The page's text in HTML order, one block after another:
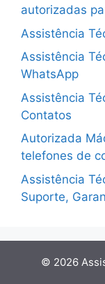
autorizadas
Assistência
Assistência
WhatsApp
Assistência
Contatos
Autorizada
telefones de
Assistência
Suporte,
© 2026